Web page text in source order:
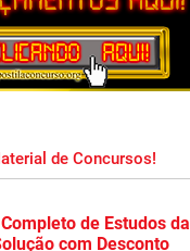
de Concursos!
de Estudos da
com Desconto